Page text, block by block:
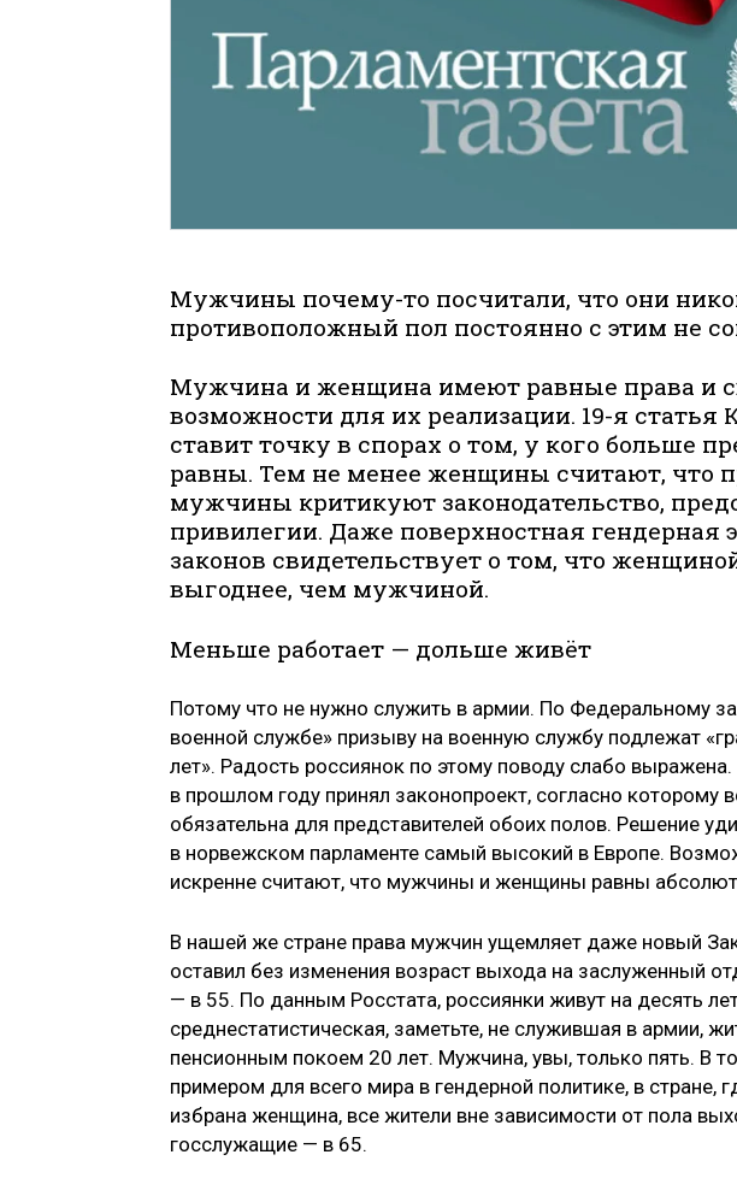
Мужчины почему-то посчитали, что они
противоположный пол постоянно с этим не
Мужчина и женщина имеют равные права и
возможности для их реализации. 19-я статья
ставит точку в спорах о том, у кого больше
равны. Тем не менее женщины считают, что
мужчины критикуют законодательство,
привилегии. Даже поверхностная гендерная
законов свидетельствует о том, что
выгоднее, чем мужчиной.
Меньше работает — дольше живёт
Потому что не нужно служить в армии. По Федеральному
военной службе» призыву на военную службу подлежат
лет». Радость россиянок по этому поводу слабо
в прошлом году принял законопроект, согласно которому
обязательна для представителей обоих полов. Решение
в норвежском парламенте самый высокий в Европе.
искренне считают, что мужчины и женщины равны
В нашей же стране права мужчин ущемляет даже новый
оставил без изменения возраст выхода на заслуженный
— в 55. По данным Росстата, россиянки живут на десять
среднестатистическая, заметьте, не служившая в армии,
пенсионным покоем 20 лет. Мужчина, увы, только пять. В
примером для всего мира в гендерной политике, в
избрана женщина, все жители вне зависимости от пола
госслужащие — в 65.